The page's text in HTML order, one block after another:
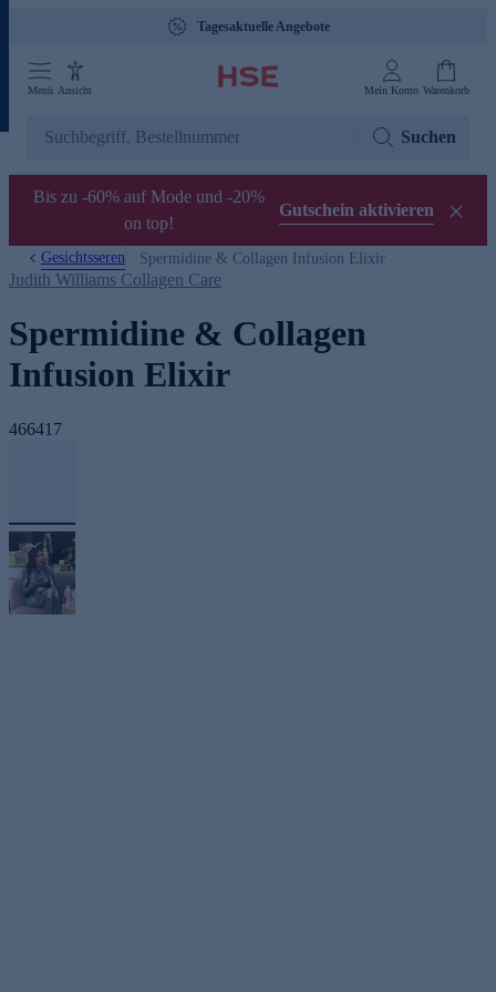
Tagesaktuelle Angebote
Menü Ansicht Mein Konto Warenkorb
Suchen
Bis zu -60% auf Mode und -20%
on top!
Gutschein aktivieren
Gesichtsseren Spermidine & Collagen Infusion Elixir
Judith Williams Collagen Care
Spermidine & Collagen
Infusion Elixir
466417